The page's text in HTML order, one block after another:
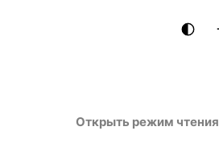
Открыть режим чтения